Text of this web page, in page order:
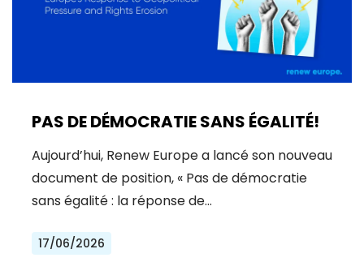
PAS DE DÉMOCRATIE SANS ÉGALITÉ!
Aujourd’hui, Renew Europe a lancé son nouveau
document de position, « Pas de démocratie
sans égalité : la réponse de…
17/06/2026